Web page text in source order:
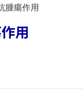
瘍作用
用